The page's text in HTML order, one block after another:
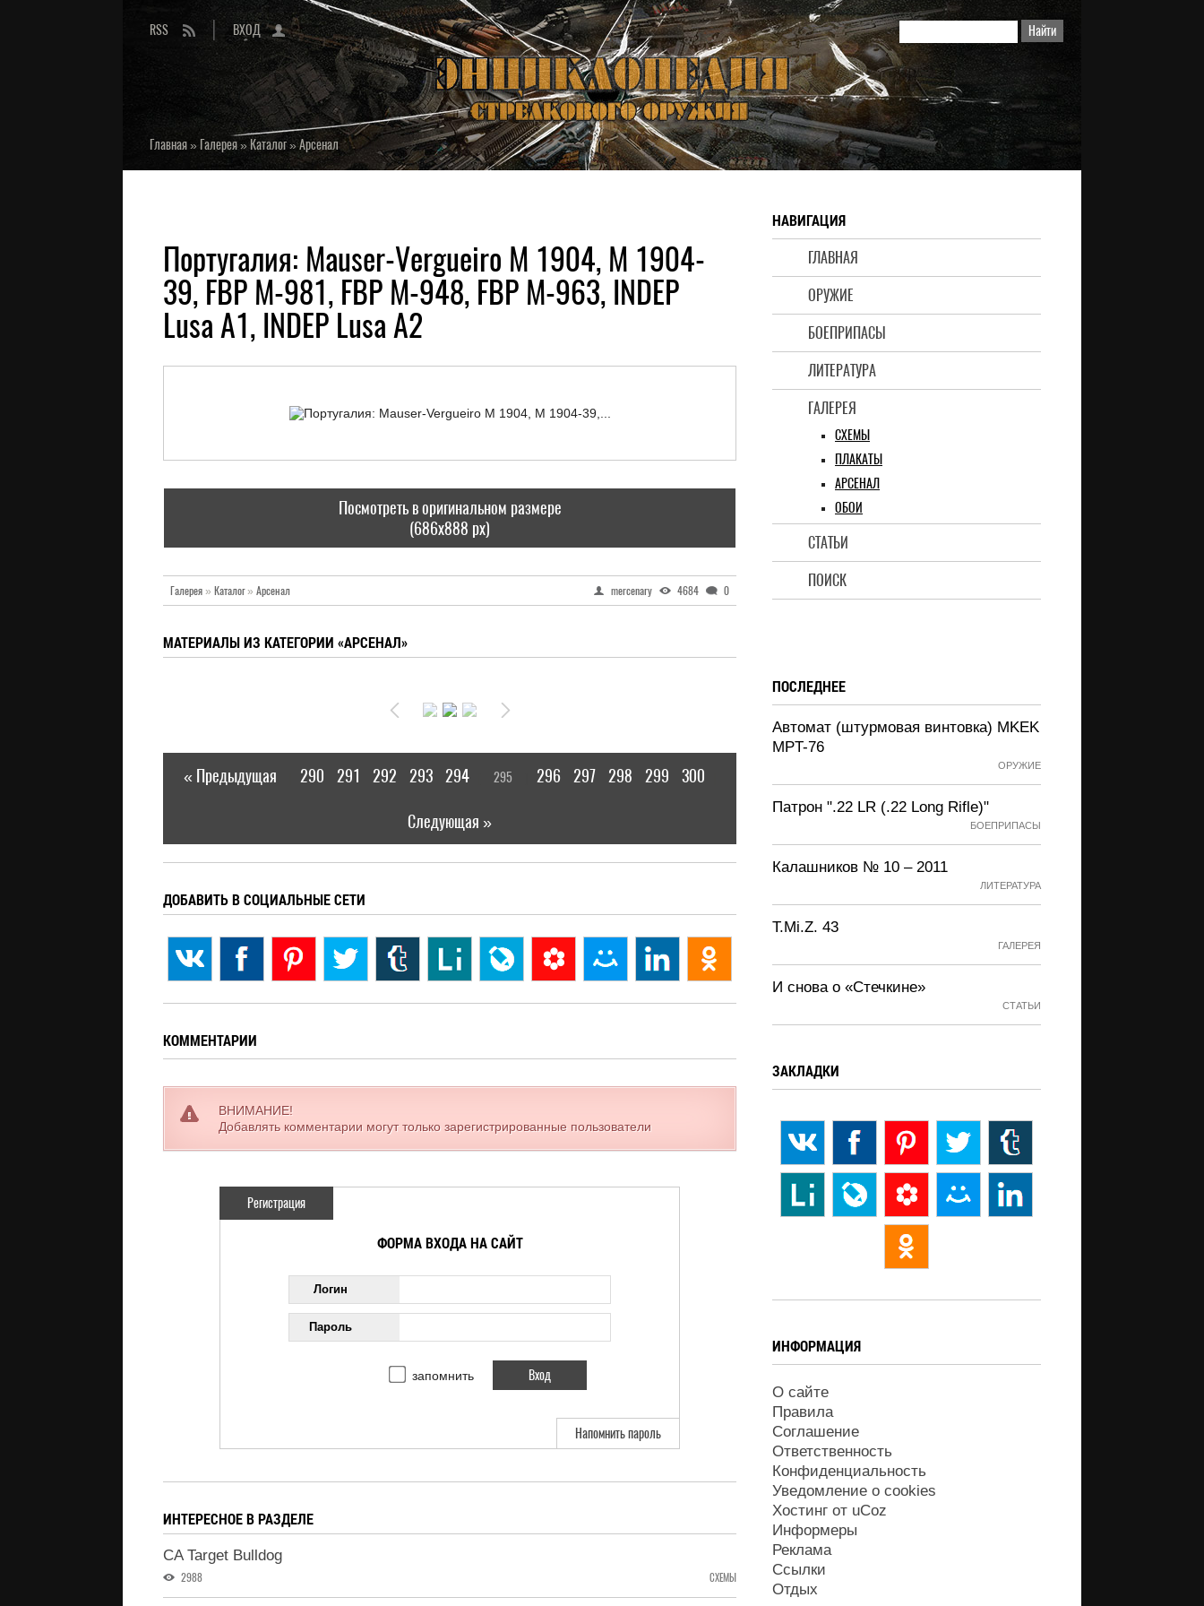
RSS ВХОД
Главная» Галерея»Каталог»Арсенал
НАВИГАЦИЯ
ГЛАВНАЯ
ОРУЖИЕ
БОЕПРИПАСЫ
ЛИТЕРАТУРА
ГАЛЕРЕЯ
СХЕМЫ
ПЛАКАТЫ
АРСЕНАЛ
ОБОИ
СТАТЬИ
ПОИСК
Португалия: Mauser-Vergueiro M 1904, M 1904-
39, FBP M-981, FBP M-948, FBP M-963, INDEP
Lusa A1, INDEP Lusa A2
Посмотреть в оригинальном размере
(686x888 px)
Галерея» Каталог» Арсенал mercenary 4684 0
МАТЕРИАЛЫ ИЗ КАТЕГОРИИ «АРСЕНАЛ»
« Предыдущая 290 291 292 293 294 295 296 297 298 299 300
Следующая »
ДОБАВИТЬ В СОЦИАЛЬНЫЕ СЕТИ
КОММЕНТАРИИ
ВНИМАНИЕ!
Добавлять комментарии могут только зарегистрированные пользователи
Регистрация
ФОРМА ВХОДА НА САЙТ
Логин
Пароль
запомнить
Напомнить пароль
ИНТЕРЕСНОЕ В РАЗДЕЛЕ
CA Target Bulldog
2988 СХЕМЫ
ПОСЛЕДНЕЕ
Автомат (штурмовая винтовка) MKEK
MPT-76
ОРУЖИЕ
Патрон ".22 LR (.22 Long Rifle)"
БОЕПРИПАСЫ
Калашников № 10 – 2011
ЛИТЕРАТУРА
T.Mi.Z. 43
ГАЛЕРЕЯ
И снова о «Стечкине»
СТАТЬИ
ЗАКЛАДКИ
ИНФОРМАЦИЯ
О сайте
Правила
Соглашение
Ответственность
Конфиденциальность
Уведомление о cookies
Хостинг от uCoz
Информеры
Реклама
Ссылки
Отдых